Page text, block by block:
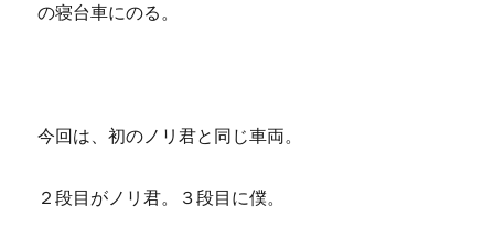
の寝台車にのる。
今回は、初のノリ君と同じ車両。
２段目がノリ君。３段目に僕。